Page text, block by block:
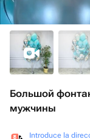
Большой
мужчины
Introduce la